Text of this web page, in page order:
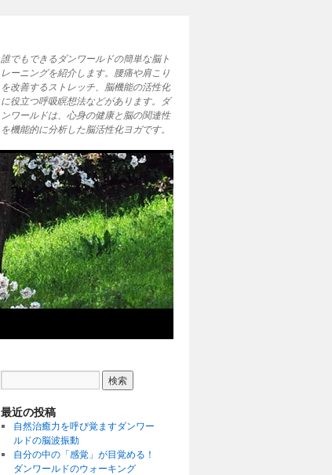
誰でもできるダンワールドの簡単な脳ト
レーニングを紹介します。腰痛や肩こり
を改善するストレッチ、脳機能の活性化
に役立つ呼吸瞑想法などがあります。ダ
ンワールドは、心身の健康と脳の関連性
を機能的に分析した脳活性化ヨガです。
最近の投稿
自然治癒力を呼び覚ますダンワー
ルドの脳波振動
自分の中の「感覚」が目覚める！
ダンワールドのウォーキング